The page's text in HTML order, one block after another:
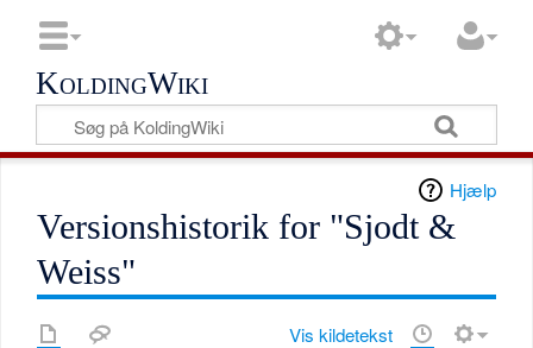
KoldingWiki
Hjælp
Versionshistorik for "Sjodt &
Weiss"
Vis kildetekst